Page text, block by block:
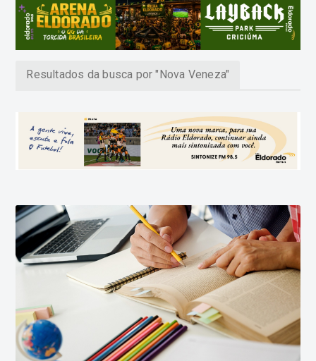
Resultados da busca por "Nova Veneza"